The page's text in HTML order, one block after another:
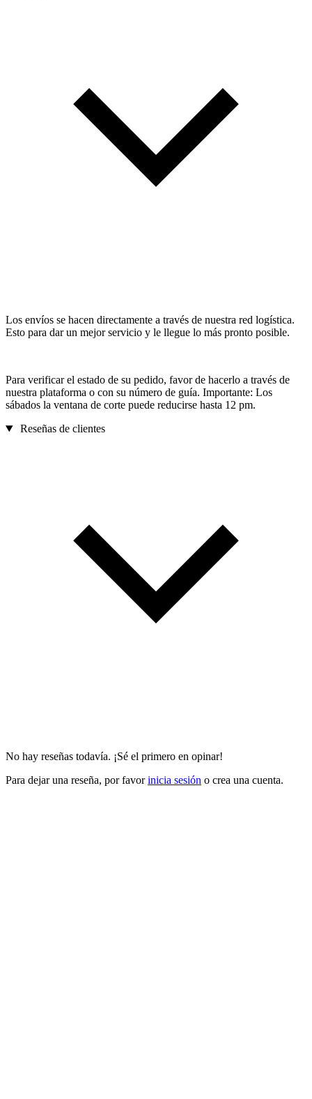
Los envíos se hacen directamente a través de nuestra red logística.
Esto para dar un mejor servicio y le llegue lo más pronto posible.
Para verificar el estado de su pedido, favor de hacerlo a través de
nuestra plataforma o con su número de guía. Importante: Los
sábados la ventana de corte puede reducirse hasta 12 pm.
Reseñas de clientes
No hay reseñas todavía. ¡Sé el primero en opinar!
Para dejar una reseña, por favorinicia sesión o crea una cuenta.